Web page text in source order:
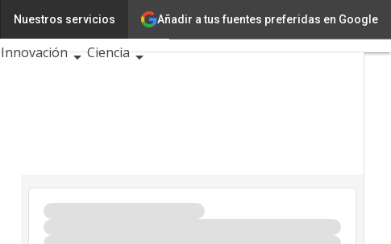
Añadir a tus fuentes preferidas en Google
Nuestros servicios
Tecnología
Innovación
Ciencia